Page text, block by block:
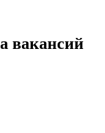
вакансий